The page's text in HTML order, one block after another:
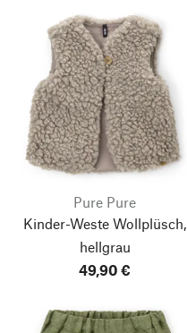
Pure Pure
Kinder-Weste Wollplüsch,
hellgrau
49,90 €